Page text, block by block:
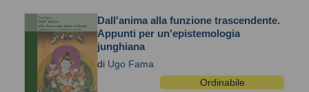
Dall'anima alla funzione trascendente.
Appunti per un'epistemologia
junghiana
di Ugo Fama
Ordinabile